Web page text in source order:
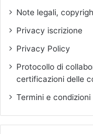
Note legali,
Privacy iscrizione
Privacy Policy
Protocollo di
certificazioni delle
Termini e condizioni